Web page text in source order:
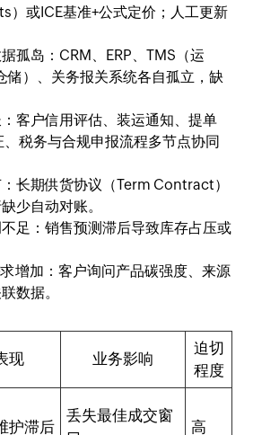
）或ICE基准+公式定价；人工更新
孤岛：CRM、ERP、TMS（运
储）、关务报关系统各自孤立，缺
客户信用评估、装运通知、提单
税务与合规申报流程多节点协同
长期供货协议（Term Contract）
少自动对账。
足：销售预测滞后导致库存占压或
增加：客户询问产品碳强度、来源
数据。
现 业务影响
迫切
程度
护滞后
丢失最佳成交窗
高